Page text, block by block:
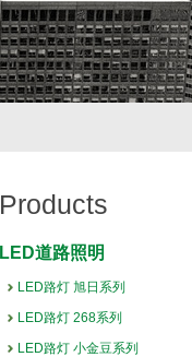
Products
LED道路照明
LED路灯 旭日系列
LED路灯 268系列
LED路灯 小金豆系列